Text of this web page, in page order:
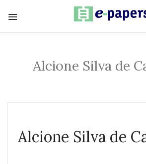
Alcione Silva de
Alcione Silva de